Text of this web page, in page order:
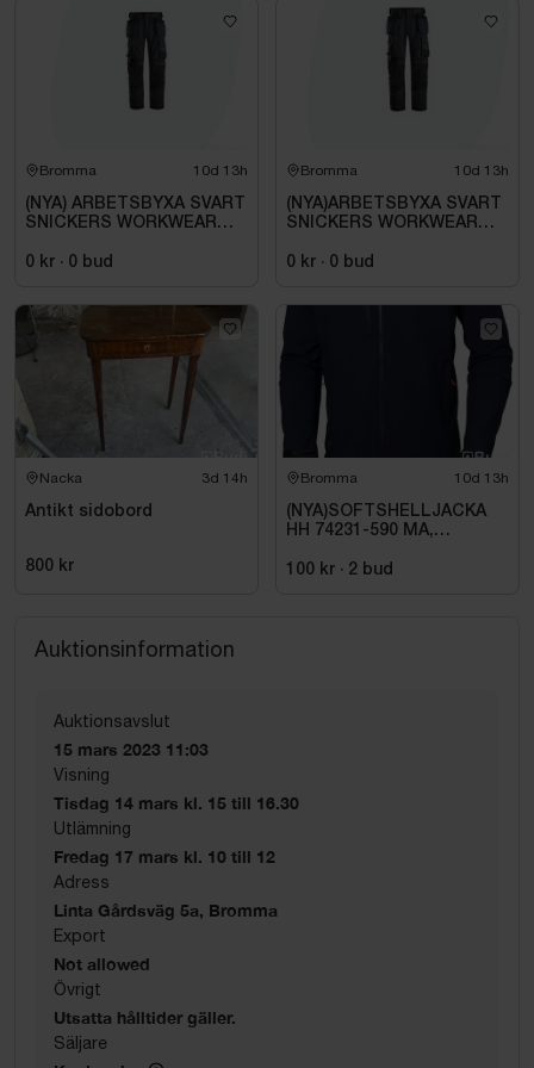
Bromma 10d 13h
(NYA) ARBETSBYXA SVART
SNICKERS WORKWEAR
STL 104.
0 kr · 0 bud
Bromma 10d 13h
(NYA)ARBETSBYXA SVART
SNICKERS WORKWEAR
0 kr · 0 bud
Nacka 3d 14h
Antikt sidobord
800 kr
Bromma 10d 13h
(NYA)SOFTSHELLJACKA
HH 74231-590 MA,
100 kr · 2 bud
Auktionsinformation
Auktionsavslut
15 mars 2023 11:03
Visning
Tisdag 14 mars kl. 15 till 16.30
Utlämning
Fredag 17 mars kl. 10 till 12
Adress
Linta Gårdsväg 5a, Bromma
Export
Not allowed
Övrigt
Utsatta hålltider gäller.
Säljare